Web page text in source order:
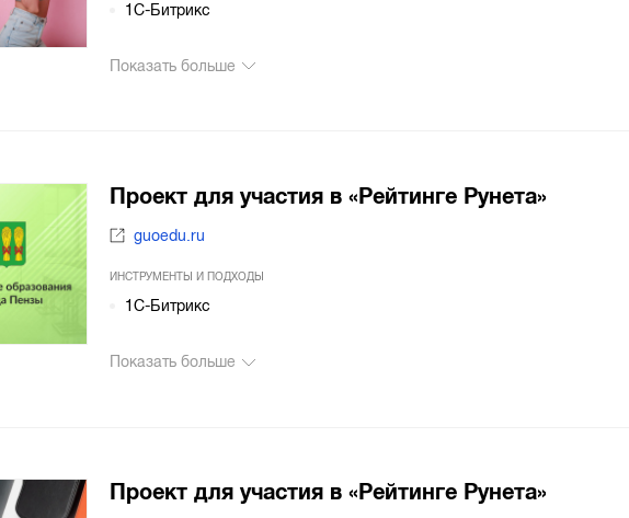
1С-Битрикс
Показать больше
Проект для участия в «Рейтинге Рунета»
guoedu.ru
ИНСТРУМЕНТЫ И ПОДХОДЫ
1С-Битрикс
Показать больше
Проект для участия в «Рейтинге Рунета»